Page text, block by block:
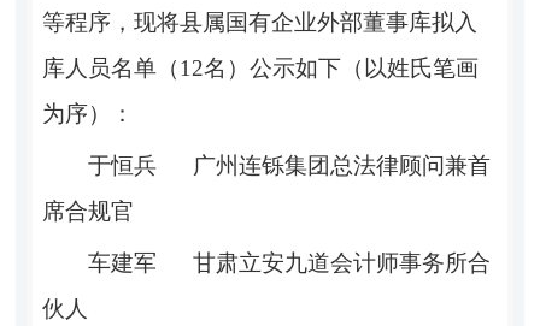
等程序，现将县属国有企业外部董事库拟入
库人员名单（12名）公示如下（以姓氏笔画
为序）：
于恒兵 广州连铄集团总法律顾问兼首
席合规官
车建军 甘肃立安九道会计师事务所合
伙人